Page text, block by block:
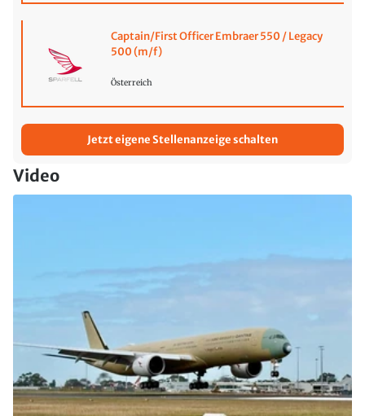
Captain/First Officer Embraer 550 / Legacy
500 (m/f)
Österreich
Jetzt eigene Stellenanzeige schalten
Video